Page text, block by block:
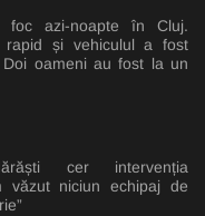
azi-noapte în Cluj.
rapid și vehiculul a fost
oameni au fost la un
cer intervenția
văzut niciun echipaj de